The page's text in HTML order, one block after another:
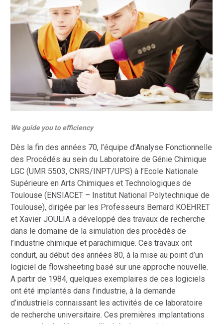
We guide you to efficiency
Dès la fin des années 70, l’équipe d’Analyse Fonctionnelle
des Procédés au sein du Laboratoire de Génie Chimique
LGC (UMR 5503, CNRS/INPT/UPS) à l’Ecole Nationale
Supérieure en Arts Chimiques et Technologiques de
Toulouse (ENSIACET – Institut National Polytechnique de
Toulouse), dirigée par les Professeurs Bernard KOEHRET
et Xavier JOULIA a développé des travaux de recherche
dans le domaine de la simulation des procédés de
l’industrie chimique et parachimique. Ces travaux ont
conduit, au début des années 80, à la mise au point d’un
logiciel de flowsheeting basé sur une approche nouvelle.
A partir de 1984, quelques exemplaires de ces logiciels
ont été implantés dans l’industrie, à la demande
d’industriels connaissant les activités de ce laboratoire
de recherche universitaire. Ces premières implantations